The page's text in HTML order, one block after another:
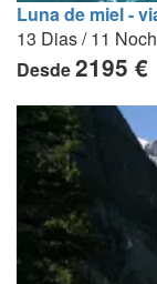
Luna de miel -
13 Dias / 11
Desde2195 €